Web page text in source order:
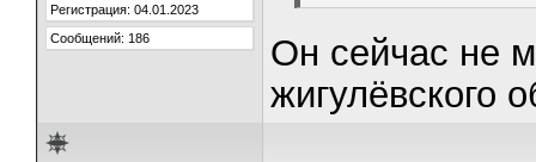
Регистрация: 04.01.2023
Сообщений: 186
Он сейчас не
жигулёвского